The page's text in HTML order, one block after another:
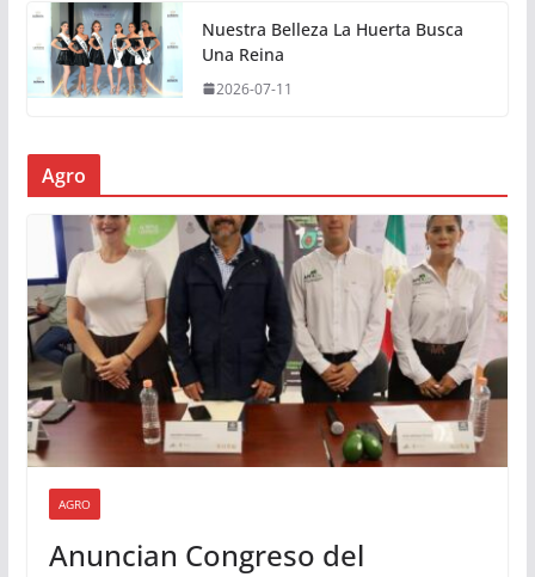
Nuestra Belleza La Huerta Busca
Una Reina
2026-07-11
Agro
AGRO
Anuncian Congreso del